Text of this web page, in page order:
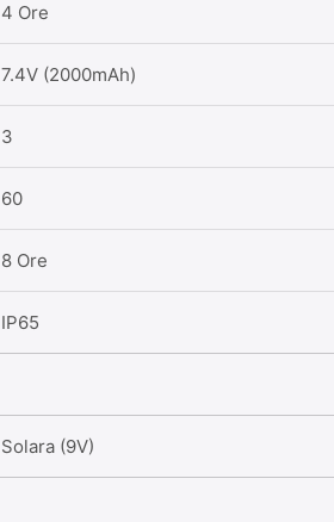
4 Ore
7.4V (2000mAh)
3
60
8 Ore
IP65
Solara (9V)